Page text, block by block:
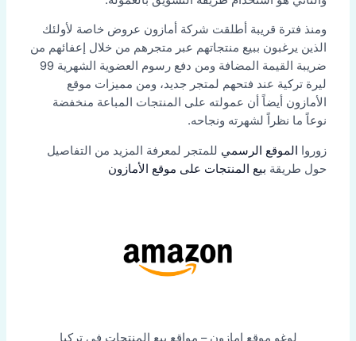
ومنذ فترة قريبة أطلقت شركة أمازون عروض خاصة لأولئك
الذين يرغبون ببيع منتجاتهم عبر متجرهم من خلال إعفائهم من
ضريبة القيمة المضافة ومن دفع رسوم العضوية الشهرية 99
ليرة تركية عند فتحهم لمتجر جديد، ومن مميزات موقع
الأمازون أيضاً أن عمولته على المنتجات المباعة منخفضة
نوعاً ما نظراً لشهرته ونجاحه.
زوروا الموقع الرسمي للمتجر لمعرفة المزيد من التفاصيل
حول طريقة بيع المنتجات على موقع الأمازون
لوغو موقع امازون – مواقع بيع المنتجات في تركيا